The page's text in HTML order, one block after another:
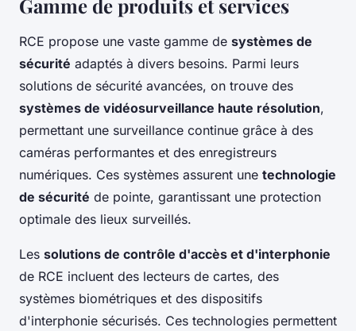
Gamme de produits et services
RCE propose une vaste gamme de systèmes de
sécurité adaptés à divers besoins. Parmi leurs
solutions de sécurité avancées, on trouve des
systèmes de vidéosurveillance haute résolution,
permettant une surveillance continue grâce à des
caméras performantes et des enregistreurs
numériques. Ces systèmes assurent une technologie
de sécurité de pointe, garantissant une protection
optimale des lieux surveillés.
Les solutions de contrôle d'accès et d'interphonie
de RCE incluent des lecteurs de cartes, des
systèmes biométriques et des dispositifs
d'interphonie sécurisés. Ces technologies permettent